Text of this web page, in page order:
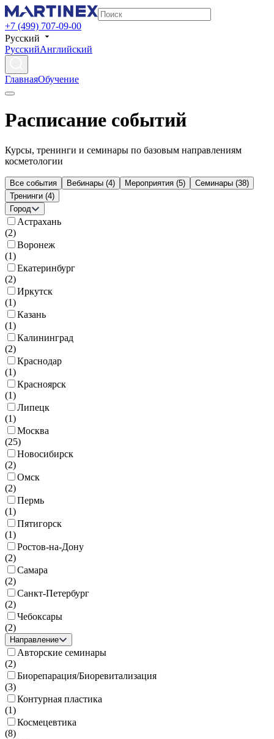
+7 (499) 707-09-00
Русский
РусскийАнглийский
ГлавнаяОбучение
Расписание событий
Курсы, тренинги и семинары по базовым направлениям
косметологии
Все события Вебинары (4) Мероприятия (5) Семинары (38)
Тренинги (4)
Город
Астрахань
(2)
Воронеж
(1)
Екатеринбург
(2)
Иркутск
(1)
Казань
(1)
Калининград
(2)
Краснодар
(1)
Красноярск
(1)
Липецк
(1)
Москва
(25)
Новосибирск
(2)
Омск
(2)
Пермь
(1)
Пятигорск
(1)
Ростов-на-Дону
(2)
Самара
(2)
Санкт-Петербург
(2)
Чебоксары
(2)
Направление
Авторские семинары
(2)
Биорепарация/Биоревитализация
(3)
Контурная пластика
(1)
Космецевтика
(8)